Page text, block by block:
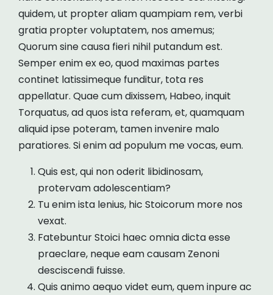
quidem, ut propter aliam quampiam rem, verbi
gratia propter voluptatem, nos amemus;
Quorum sine causa fieri nihil putandum est.
Semper enim ex eo, quod maximas partes
continet latissimeque funditur, tota res
appellatur. Quae cum dixissem, Habeo, inquit
Torquatus, ad quos ista referam, et, quamquam
aliquid ipse poteram, tamen invenire malo
paratiores. Si enim ad populum me vocas, eum.
Quis est, qui non oderit libidinosam,
protervam adolescentiam?
Tu enim ista lenius, hic Stoicorum more nos
vexat.
Fatebuntur Stoici haec omnia dicta esse
praeclare, neque eam causam Zenoni
desciscendi fuisse.
Quis animo aequo videt eum, quem inpure ac